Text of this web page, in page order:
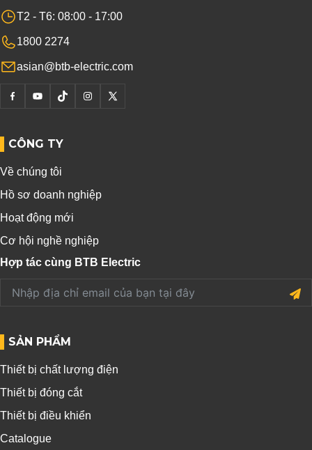
T2 - T6: 08:00 - 17:00
1800 2274
asian@btb-electric.com
CÔNG TY
Về chúng tôi
Hồ sơ doanh nghiệp
Hoạt động mới
Cơ hội nghề nghiệp
Hợp tác cùng BTB Electric
SẢN PHẨM
Thiết bị chất lượng điện
Thiết bị đóng cắt
Thiết bị điều khiển
Catalogue